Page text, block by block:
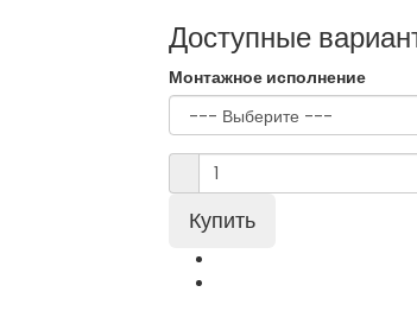
Доступные
Монтажное исполнение